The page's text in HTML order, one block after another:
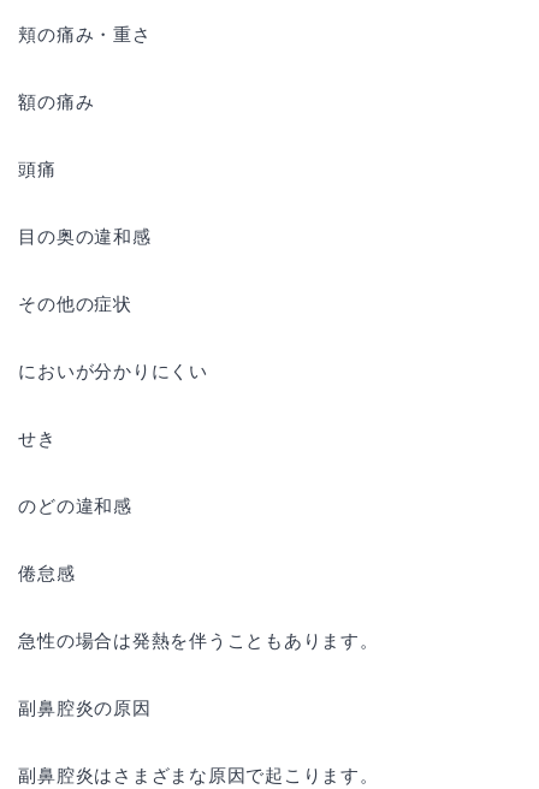
頬の痛み・重さ
額の痛み
頭痛
目の奥の違和感
その他の症状
においが分かりにくい
せき
のどの違和感
倦怠感
急性の場合は発熱を伴うこともあります。
副鼻腔炎の原因
副鼻腔炎はさまざまな原因で起こります。